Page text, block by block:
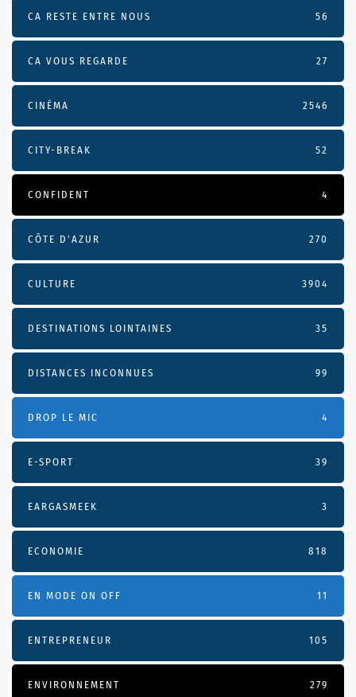
CA RESTE ENTRE NOUS 56
CA VOUS REGARDE 27
CINÉMA 2546
CITY-BREAK 52
CONFIDENT 4
CÔTE D’AZUR 270
CULTURE 3904
DESTINATIONS LOINTAINES 35
DISTANCES INCONNUES 99
DROP LE MIC 4
E-SPORT 39
EARGASMEEK 3
ECONOMIE 818
EN MODE ON OFF 11
ENTREPRENEUR 105
ENVIRONNEMENT 279